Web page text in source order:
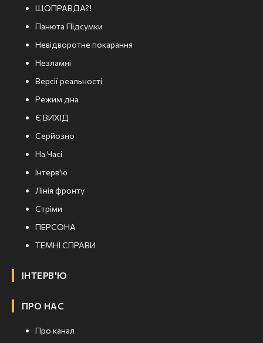
ЩОПРАВДА?!
Панюта Підсумки
Невідворотне покарання
Незламні
Версії реальності
Режим дна
Є ВИХІД
Серйозно
На Часі
Інтерв'ю
Лінія фронту
Стріми
ПЕРСОНА
ТЕМНІ СПРАВИ
ІНТЕРВ'Ю
ПРО НАС
Про канал